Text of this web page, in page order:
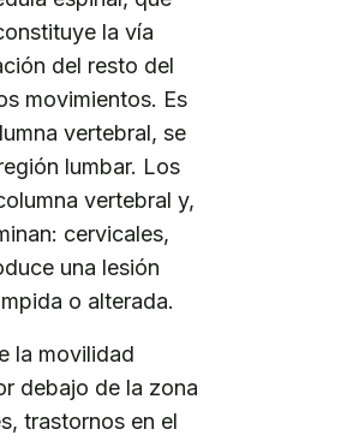
la vía
del resto del
movimientos. Es
vertebral, se
lumbar. Los
vertebral y,
cervicales,
una lesión
o alterada.
la movilidad
debajo de la zona
trastornos en el